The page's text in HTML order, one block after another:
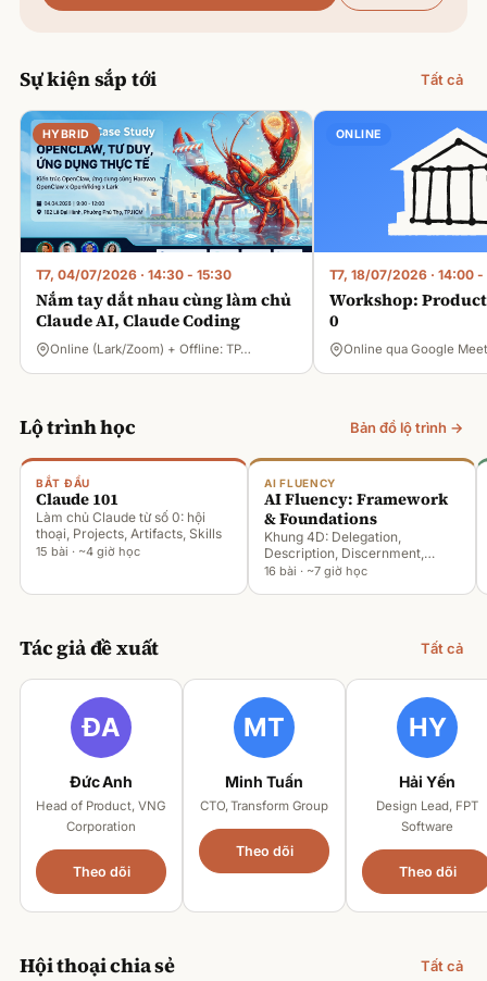
Sự kiện sắp tới Tất cả
HYBRID
T7, 04/07/2026 · 14:30 - 15:30
Nắm tay dắt nhau cùng làm chủ
Claude AI, Claude Coding
Online (Lark/Zoom) + Offline: TP…
ONLINE
T7, 18/07/2026 · 14:00 -
Workshop:
0
Online qua Google Meet
Lộ trình học Bản đồ lộ trình →
BẮT ĐẦU
Claude 101
Làm chủ Claude từ số 0: hội
thoại, Projects, Artifacts, Skills
15 bài · ~4 giờ học
AI FLUENCY
AI Fluency: Framework
& Foundations
Khung 4D: Delegation,
Description, Discernment,
Diligence
16 bài · ~7 giờ học
Tác giả đề xuất Tất cả
Đức Anh
Head of Product, VNG
Corporation
Theo dõi
Minh Tuấn
CTO, Transform Group
Theo dõi
Hải Yến
Design Lead, FPT
Software
Theo dõi
Hội thoại chia sẻ Tất cả